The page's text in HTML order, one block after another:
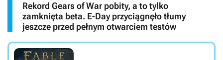
Rekord Gears of War pobity, a to tylko
zamknięta beta. E-Day przyciągnęło tłumy
jeszcze przed pełnym otwarciem testów